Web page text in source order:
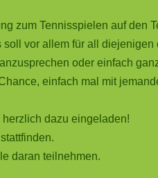
zum Tennisspielen auf den
vor allem für all
oder einfach
einfach mal mit
dazu eingeladen!
daran teilnehmen.